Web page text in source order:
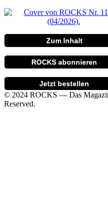
Zum Inhalt
ROCKS abonnieren
Jetzt bestellen
© 2024 ROCKS — Das
Reserved.